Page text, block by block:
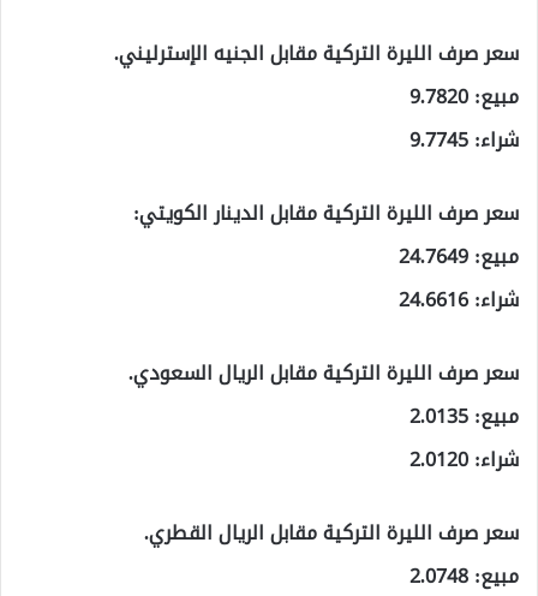
سعر صرف الليرة التركية مقابل الجنيه الإسترليني.
مبيع: 9.7820
شراء: 9.7745
سعر صرف الليرة التركية مقابل الدينار الكويتي:
مبيع: 24.7649
شراء: 24.6616
سعر صرف الليرة التركية مقابل الريال السعودي.
مبيع: 2.0135
شراء: 2.0120
سعر صرف الليرة التركية مقابل الريال القطري.
مبيع: 2.0748